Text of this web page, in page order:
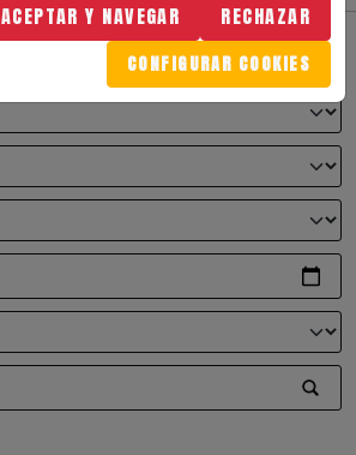
ACEPTAR Y NAVEGAR RECHAZAR
CONFIGURAR COOKIES